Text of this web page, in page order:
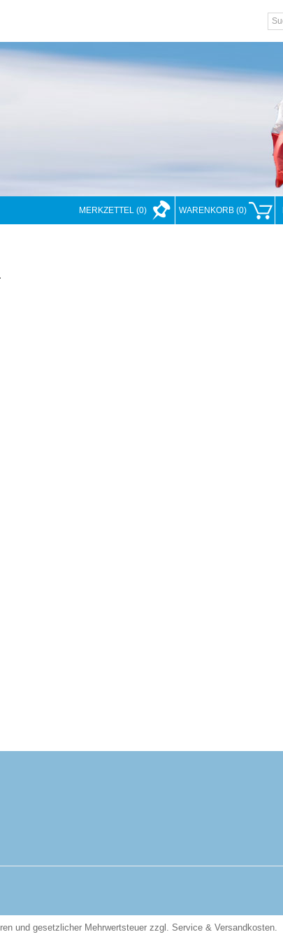
MERKZETTEL (0) WARENKORB (0)
und gesetzlicher Mehrwertsteuer zzgl. Service & Versandkosten.